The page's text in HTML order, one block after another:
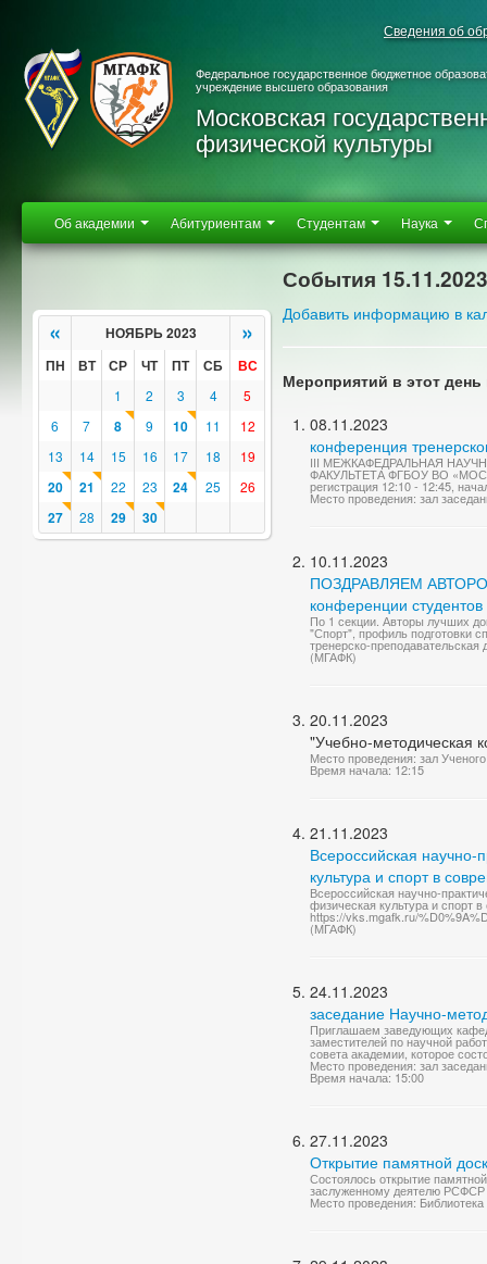
Сведения об
Федеральное государственное бюджетное
учреждение высшего образования
Московская
физической культуры
Об академии Абитуриентам Студентам Наука
« НОЯБРЬ 2023 »
ПН ВТ СР ЧТ ПТ СБ ВС
1 2 3 4
5
6
7 8 9 10 11
12
13
14 15 16 17 18 19
20 21 22 23 24 25 26
27 28 29 30
События 15.11.2023
Добавить информацию в
Мероприятий в этот день
08.11.2023
конференция
III МЕЖКАФЕДРАЛЬНАЯ
ФАКУЛЬТЕТА ФГБОУ ВО
регистрация 12:10 - 12:45,
Место проведения: зал
10.11.2023
ПОЗДРАВЛЯЕМ
конференции студентов
По 1 секции. Авторы лучших
"Спорт", профиль подготовки
тренерско-
(МГАФК)
20.11.2023
"Учебно-методическая
Место проведения: зал
Время начала: 12:15
21.11.2023
Всероссийская
культура и спорт в
Всероссийская научно-
физическая культура и спорт
https://vks.mgafk.ru/
(МГАФК)
24.11.2023
заседание Научно-
Приглашаем заведующих
заместителей по научной
совета академии, которое
Место проведения: зал
Время начала: 15:00
27.11.2023
Открытие памятной
Состоялось открытие
заслуженному деятелю РСФСР
Место проведения: